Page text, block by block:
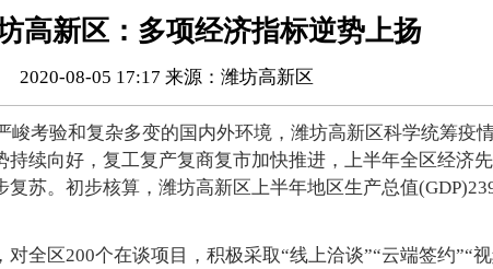
高新区：多项经济指标逆势上扬
2020-08-05 17:17 来源：潍坊高新区
峻考验和复杂多变的国内外环境，潍坊高新区科学统筹疫
续向好，复工复产复商复市加快推进，上半年全区经济
苏。初步核算，潍坊高新区上半年地区生产总值
全区200个在谈项目，积极采取“线上洽谈”“云端签约”“